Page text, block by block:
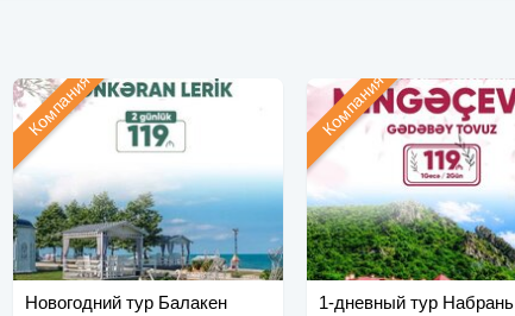
Новогодний тур Балакен
Компания
1-дневный тур Набрань
Компания